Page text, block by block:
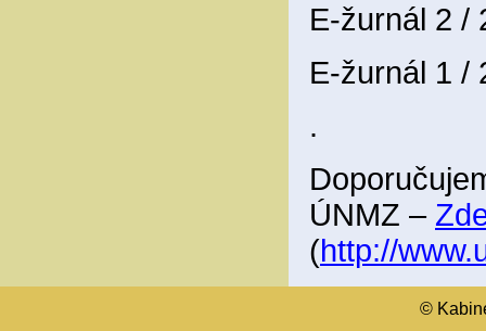
E-žurnál 2 /
E-žurnál 1 /
.
ÚNMZ –
(http://
©